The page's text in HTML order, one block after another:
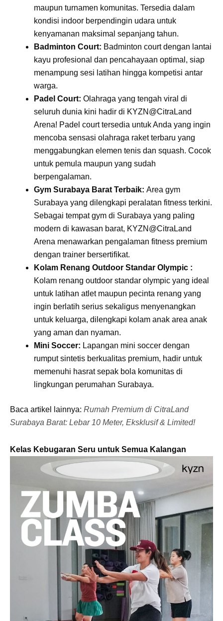
maupun turnamen komunitas. Tersedia dalam
kondisi indoor berpendingin udara untuk
kenyamanan maksimal sepanjang tahun.
Badminton Court: Badminton court dengan lantai
kayu profesional dan pencahayaan optimal, siap
menampung sesi latihan hingga kompetisi antar
warga.
Padel Court: Olahraga yang tengah viral di
seluruh dunia kini hadir di KYZN@CitraLand
Arena! Padel court tersedia untuk Anda yang ingin
mencoba sensasi olahraga raket terbaru yang
menggabungkan elemen tenis dan squash. Cocok
untuk pemula maupun yang sudah
berpengalaman.
Gym Surabaya Barat Terbaik: Area gym
Surabaya yang dilengkapi peralatan fitness terkini.
Sebagai tempat gym di Surabaya yang paling
modern di kawasan barat, KYZN@CitraLand
Arena menawarkan pengalaman fitness premium
dengan trainer bersertifikat.
Kolam Renang Outdoor Standar Olympic :
Kolam renang outdoor standar olympic yang ideal
untuk latihan atlet maupun pecinta renang yang
ingin berlatih serius sekaligus menyenangkan
untuk keluarga, dilengkapi kolam anak area anak
yang aman dan nyaman.
Mini Soccer: Lapangan mini soccer dengan
rumput sintetis berkualitas premium, hadir untuk
memenuhi hasrat sepak bola komunitas di
lingkungan perumahan Surabaya.
Baca artikel lainnya: Rumah Premium di CitraLand
Surabaya Barat: Lebar 10 Meter, Eksklusif & Limited!
Kelas Kebugaran Seru untuk Semua Kalangan